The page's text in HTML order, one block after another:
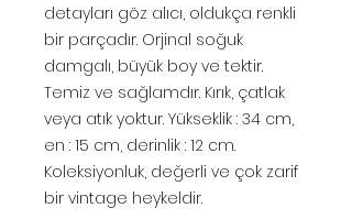
detayları göz alıcı, oldukça renkli
bir parçadır. Orjinal soğuk
damgalı, büyük boy ve tektir.
Temiz ve sağlamdır. Kırık, çatlak
veya atık yoktur. Yükseklik : 34 cm,
en : 15 cm, derinlik : 12 cm.
Koleksiyonluk, değerli ve çok zarif
bir vintage heykeldir.